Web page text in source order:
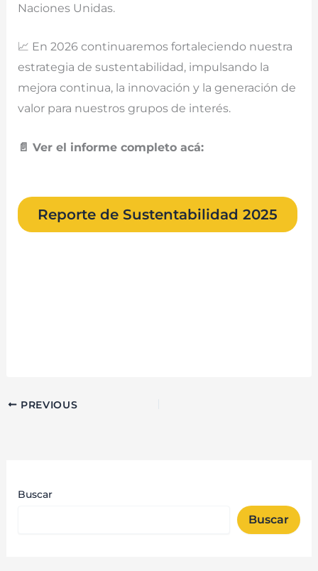
Naciones Unidas.
📈 En 2026 continuaremos fortaleciendo nuestra
estrategia de sustentabilidad, impulsando la
mejora continua, la innovación y la generación de
valor para nuestros grupos de interés.
📄 Ver el informe completo acá:
Reporte de Sustentabilidad 2025
PREVIOUS
Buscar
Buscar